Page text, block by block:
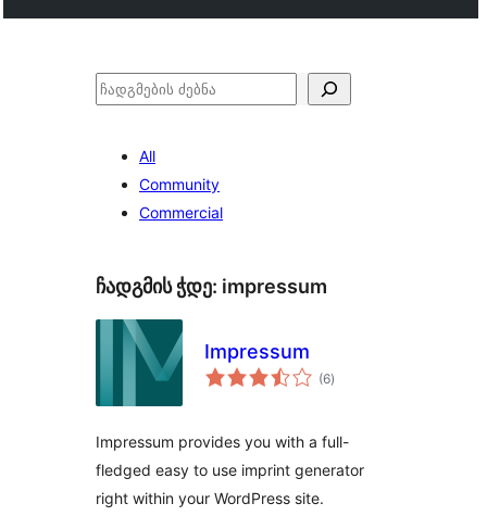
ძებნა
All
Community
Commercial
ჩადგმის ჭდე: impressum
Impressum
(6საერთო
რეიტინგი
)
Impressum provides you with a full-
fledged easy to use imprint generator
right within your WordPress site.